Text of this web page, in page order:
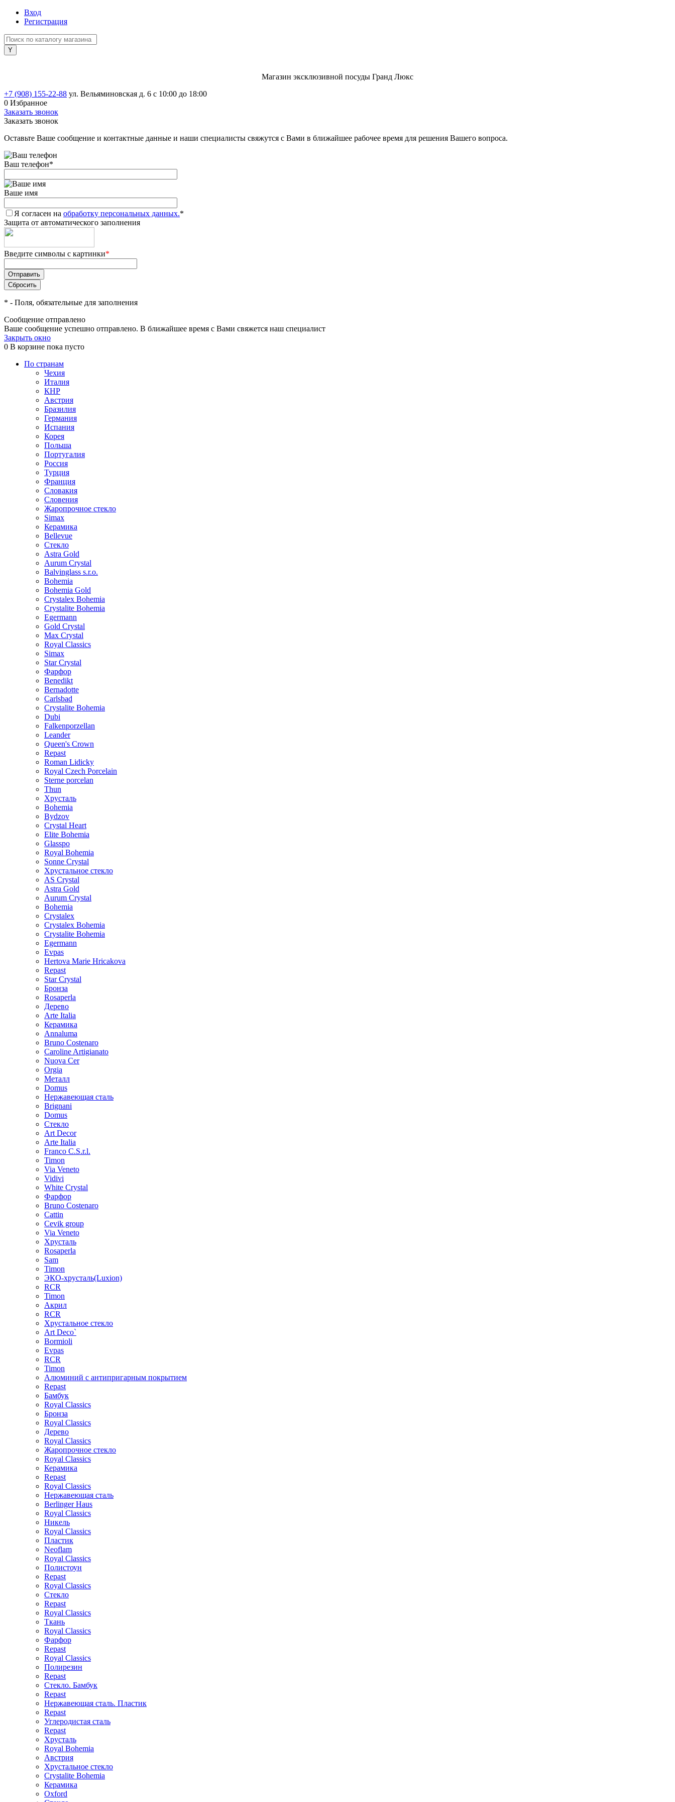
Вход
Регистрация
Магазин эксклюзивной посуды Гранд Люкс
+7 (908) 155-22-88 ул. Вельяминовская д. 6 с 10:00 до 18:00
0 Избранное
Заказать звонок
Заказать звонок
Оставьте Ваше сообщение и контактные данные и наши специалисты свяжутся с Вами в ближайшее рабочее время для решения Вашего вопроса.
Ваш телефон*
Ваше имя
Я согласен на обработку персональных данных.*
Защита от автоматического заполнения
Введите символы с картинки*
* - Поля, обязательные для заполнения
Сообщение отправлено
Ваше сообщение успешно отправлено. В ближайшее время с Вами свяжется наш специалист
Закрыть окно
0 В корзине пока пусто
По странам
Чехия
Италия
КНР
Австрия
Бразилия
Германия
Испания
Корея
Польша
Португалия
Россия
Турция
Франция
Словакия
Словения
Жаропрочное стекло
Simax
Керамика
Bellevue
Стекло
Astra Gold
Aurum Crystal
Balvinglass s.r.o.
Bohemia
Bohemia Gold
Crystalex Bohemia
Crystalite Bohemia
Egermann
Gold Crystal
Max Crystal
Royal Classics
Simax
Star Crystal
Фарфор
Benedikt
Bernadotte
Carlsbad
Crystalite Bohemia
Dubi
Falkenporzellan
Leander
Queen's Crown
Repast
Roman Lidicky
Royal Czech Porcelain
Sterne porcelan
Thun
Хрусталь
Bohemia
Bydzov
Crystal Heart
Elite Bohemia
Glasspo
Royal Bohemia
Sonne Crystal
Хрустальное стекло
AS Crystal
Astra Gold
Aurum Crystal
Bohemia
Crystalex
Crystalex Bohemia
Crystalite Bohemia
Egermann
Evpas
Hertova Marie Hricakova
Repast
Star Crystal
Бронза
Rosaperla
Дерево
Arte Italia
Керамика
Annaluma
Bruno Costenaro
Caroline Artigianato
Nuova Cer
Orgia
Металл
Domus
Нержавеющая сталь
Brignani
Domus
Стекло
Art Decor
Arte Italia
Franco C.S.r.l.
Timon
Via Veneto
Vidivi
White Crystal
Фарфор
Bruno Costenaro
Cattin
Cevik group
Via Veneto
Хрусталь
Rosaperla
Sam
Timon
ЭКО-хрусталь(Luxion)
RCR
Timon
Акрил
RCR
Хрустальное стекло
Art Deco`
Bormioli
Evpas
RCR
Timon
Алюминий с антипригарным покрытием
Repast
Бамбук
Royal Classics
Бронза
Royal Classics
Дерево
Royal Classics
Жаропрочное стекло
Royal Classics
Керамика
Repast
Royal Classics
Нержавеющая сталь
Berlinger Haus
Royal Classics
Никель
Royal Classics
Пластик
Neoflam
Royal Classics
Полистоун
Repast
Royal Classics
Стекло
Repast
Royal Classics
Ткань
Royal Classics
Фарфор
Repast
Royal Classics
Полирезин
Repast
Стекло. Бамбук
Repast
Нержавеющая сталь. Пластик
Repast
Углеродистая сталь
Repast
Хрусталь
Royal Bohemia
Австрия
Хрустальное стекло
Crystalite Bohemia
Керамика
Oxford